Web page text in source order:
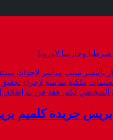
وحارسا لأوروبا
بالبشر سبب مباشر لأحداث
ملكية سامية لإجراء
الشخصي لكم، فقد قررت
بريس جريدة كلميم